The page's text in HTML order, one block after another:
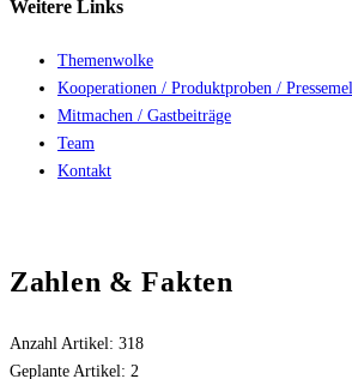
Weitere Links
Themenwolke
Kooperationen / Produktproben /
Mitmachen / Gastbeiträge
Team
Kontakt
Zahlen & Fakten
Anzahl Artikel: 318
Geplante Artikel: 2